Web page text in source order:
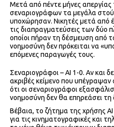
Μετά από πέντε μήνες
σεναριογράφων τα μεγάλα
υποχώρησαν. Νικητές μετά από
τις διαπραγματεύσεις των δύο
οποίοι πήραν τη δέσμευση από
νοημοσύνη δεν πρόκειται να
επόμενες παραγωγές τους.
Σεναριογράφοι – ΑΙ 1-0. Αν και
ακριβές κείμενο που υπέγραψαν
ότι οι σεναριογράφοι
νοημοσύνη δεν θα επηρεάσει τη
Βέβαια, το ζήτημα της χρήσης
για τις κινηματογραφικές και